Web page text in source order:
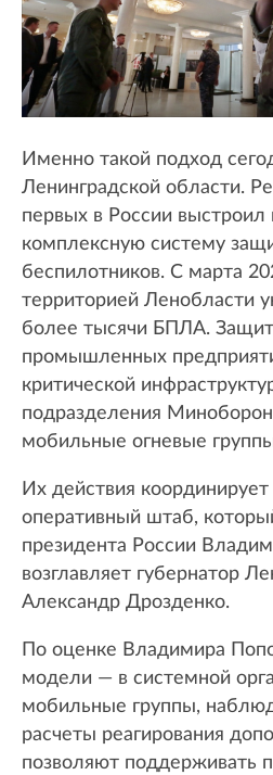
Именно такой подход
Ленинградской области.
первых в России выстроил
комплексную систему
беспилотников. С марта
территорией Ленобласти
более тысячи БПЛА.
промышленных
критической
подразделения
мобильные огневые
Их действия
оперативный штаб,
президента России
возглавляет губернатор
Александр Дрозденко.
По оценке Владимира
модели — в системной
мобильные группы,
расчеты реагирования
позволяют поддерживать